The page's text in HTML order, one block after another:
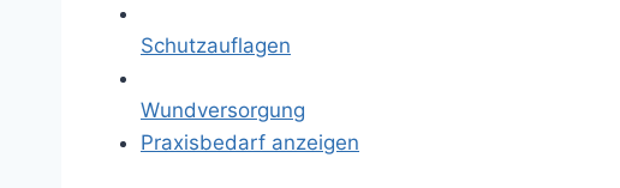
Schutzauflagen
Wundversorgung
Praxisbedarf anzeigen